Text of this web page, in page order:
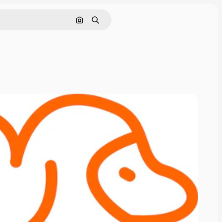
Søg efter billede
Søge